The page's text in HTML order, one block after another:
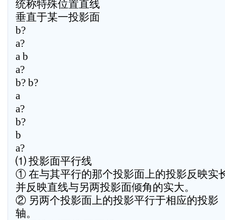
统称特殊位置直线
垂直于某一投影面
b?
a?
a b
a?
b? b?
a
a?
b?
b
a?
⑴ 投影面平行线
① 在与其平行的那个投影面上的投影反映实
并反映直线与另两投影面倾角的实大。
② 另两个投影面上的投影平行于相应的投影
轴。